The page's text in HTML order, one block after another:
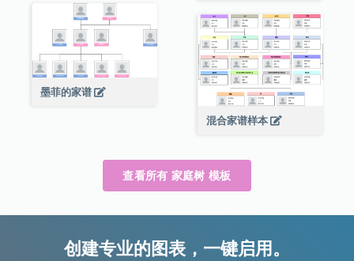
墨菲的家谱
混合家谱样本
查看所有 家庭树 模板
创建专业的图表，一键启用。